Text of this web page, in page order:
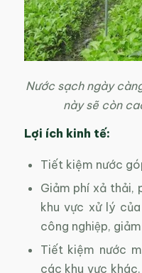
Nước sạch ngày
này sẽ còn
Lợi ích kinh tế:
Tiết kiệm nước
Giảm phí xả thải,
khu vực xử lý
công nghiệp,
Tiết kiệm nước
các khu vực